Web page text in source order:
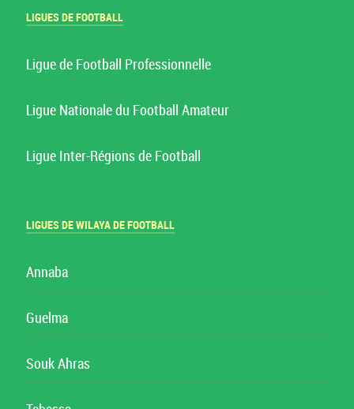
LIGUES DE FOOTBALL
Ligue de Football Professionnelle
Ligue Nationale du Football Amateur
Ligue Inter-Régions de Football
LIGUES DE WILAYA DE FOOTBALL
Annaba
Guelma
Souk Ahras